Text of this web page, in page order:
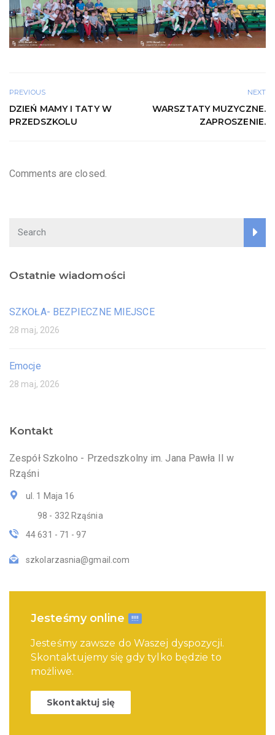
PREVIOUS
DZIEŃ MAMY I TATY W
PRZEDSZKOLU
NEXT
WARSZTATY MUZYCZNE.
ZAPROSZENIE.
Comments are closed.
Ostatnie wiadomości
SZKOŁA- BEZPIECZNE MIEJSCE
28 maj, 2026
Emocje
28 maj, 2026
Kontakt
Zespół Szkolno - Przedszkolny im. Jana Pawła II w
Rząśni
ul. 1 Maja 16
98 - 332 Rząśnia
44 631 - 71 - 97
szkolarzasnia@gmail.com
Jesteśmy online !!!!
Jesteśmy zawsze do Waszej dyspozycji.
Skontaktujemy się gdy tylko będzie to
możliwe.
Skontaktuj się